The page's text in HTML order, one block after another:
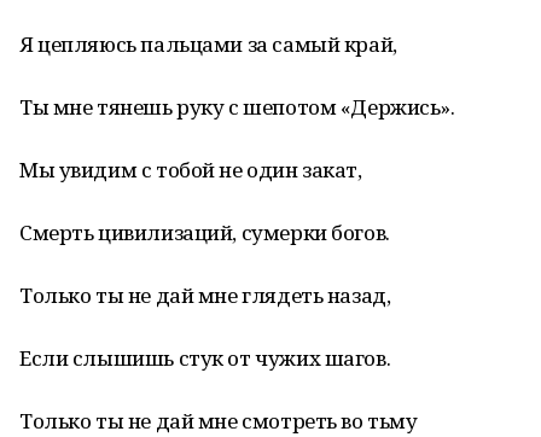
Я цепляюсь пальцами за самый край,
Ты мне тянешь руку с шепотом «Держись».
Мы увидим с тобой не один закат,
Смерть цивилизаций, сумерки богов.
Только ты не дай мне глядеть назад,
Если слышишь стук от чужих шагов.
Только ты не дай мне смотреть во тьму